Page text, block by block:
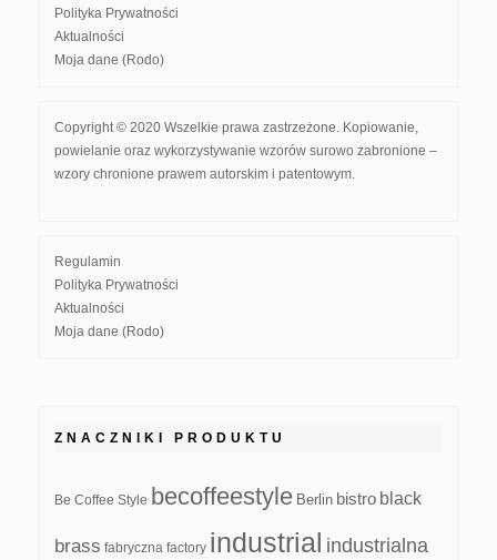
Polityka Prywatności
Aktualności
Moja dane (Rodo)
Copyright © 2020 Wszelkie prawa zastrzeżone. Kopiowanie,
powielanie oraz wykorzystywanie wzorów surowo zabronione –
wzory chronione prawem autorskim i patentowym.
Regulamin
Polityka Prywatności
Aktualności
Moja dane (Rodo)
ZNACZNIKI PRODUKTU
Be Coffee Style becoffeestyle Berlin bistro black
brass fabryczna factory industrial industrialna